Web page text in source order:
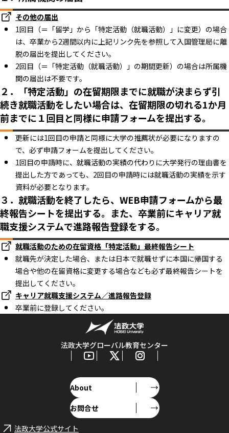
その他の届出
1回目（＝「留学」から「特定活動（就職活動）」に変更）の場合
は、卒業から2週間以内に上記リンク先を参照して入国管理局に離
脱の届出を提出してください。
2回目（＝「特定活動（就職活動）」の期間更新）の場合は所属機
関の届出は不要です。
２．「特定活動」の在留期限までに就職が決まらず引
続き就職活動をしたい場合は、在留期限の切れる1か月
前までに１回目と同様に申請フォームを提出する。
更新には1回目の申請と同様に大学の推薦状が必要になりますの
で、必ず申請フォームを提出してください。
1回目の申請時に、就職活動の実績の代わりに大学発行の理由書を
提出した方であっても、2回目の申請時には就職活動の実績を示す
資料が必要となります。
３．就職活動を終了したら、WEB申請フォームから最
終報告シートを提出する。また、卒業前にキャリア就
職支援システムで進路報告登録をする。
就職活動のための在留資格「特定活動」最終報告シート
就職先が決定した場合、または日本で就職せずに本国に帰国する
場合や他の在留資格に変更する場合なども必ず最終報告シートを
提出してください。
キャリア就職支援システム／進路報告登録
卒業前に登録してください。
法政大学グローバル教育センター
About
お問合せ
法政大学公式サイト